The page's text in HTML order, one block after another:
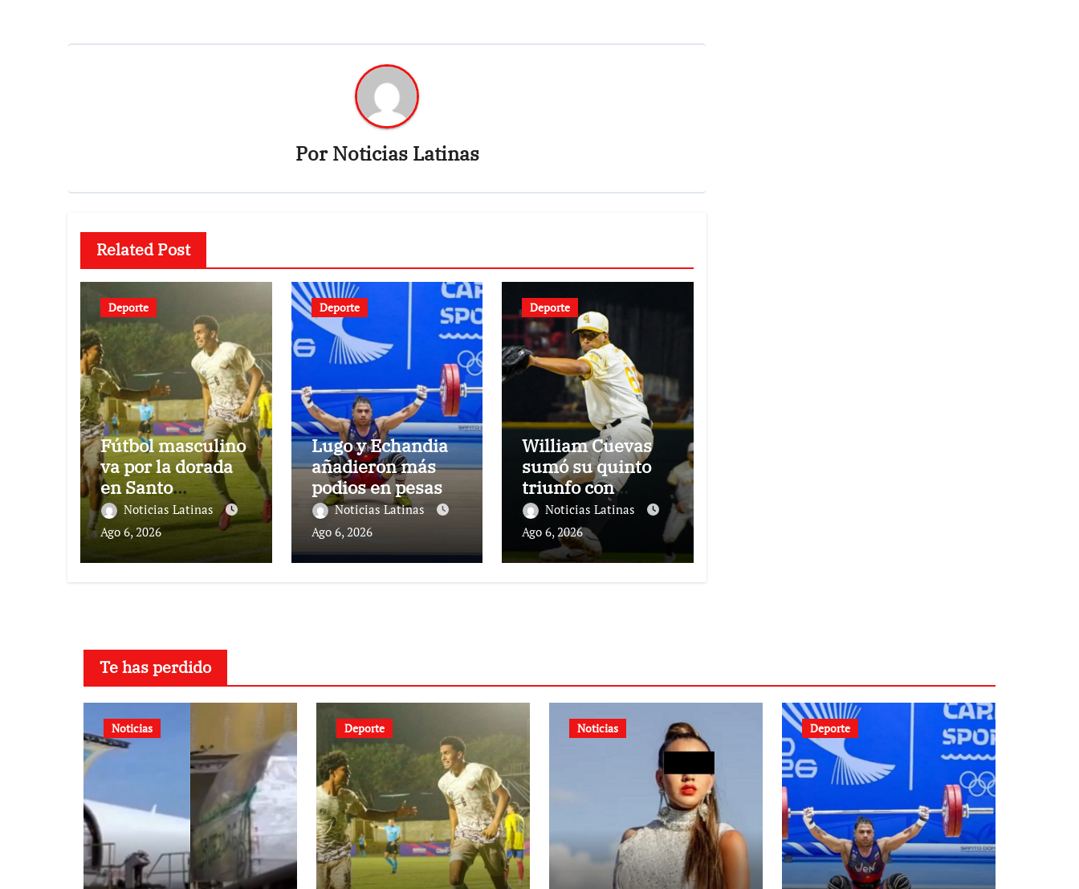
PorNoticias Latinas
Related Post
Deporte
Fútbol masculino
va por la dorada
en Santo
Domingo
Noticias Latinas
Ago 6, 2026
Deporte
Lugo y Echandia
añadieron más
podios en pesas
Noticias Latinas
Ago 6, 2026
Deporte
William Cuevas
sumó su quinto
triunfo con
Oaxaca en México
Noticias Latinas
Ago 6, 2026
Te has perdido
Noticias Deporte Noticias Deporte